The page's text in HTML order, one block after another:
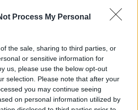
Process My Personal
the sale, sharing to third parties, or
or sensitive information for
us, please use the below opt-out
selection. Please note that after your
you may continue seeing
on personal information utilized by
καλά στην εταιρεία, που
χάριν στην πολύ δημοφιλή
της. Τα προηγούμενα χρόνια,
φημολογία ότι ενδιαφερόταν
Google, αλλά τελικά η ιστορία